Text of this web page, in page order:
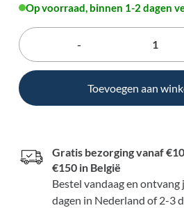
Op voorraad, binnen 1-2 dagen
Toevoegen aan
Gratis bezorging vanaf
€150 in België
Bestel vandaag en
dagen in Nederland of 2-3